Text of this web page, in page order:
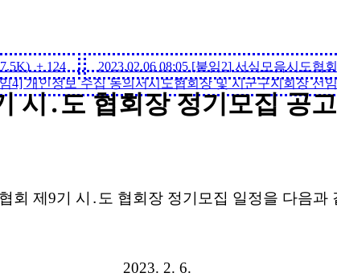
+ 124 2023.02.06 08:05 [붙임2] 서식모음시도협
4] 개인정보 수집 동의서시도협회장 및 시군구지회장 선
시․도 협회장 정기모집 공
회 제 9기 시 ․ 도 협회장 정기모집 일정을 다음과
2023. 2. 6.